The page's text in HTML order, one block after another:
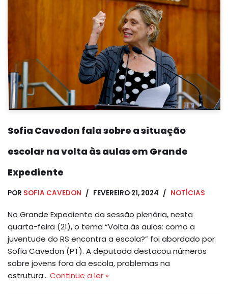
Sofia Cavedon fala sobre a situação
escolar na volta às aulas em Grande
Expediente
POR SOFIA CAVEDON FEVEREIRO 21, 2024 NOTÍCIAS
No Grande Expediente da sessão plenária, nesta
quarta-feira (21), o tema “Volta às aulas: como a
juventude do RS encontra a escola?” foi abordado por
Sofia Cavedon (PT). A deputada destacou números
sobre jovens fora da escola, problemas na
estrutura… Continue a ler »